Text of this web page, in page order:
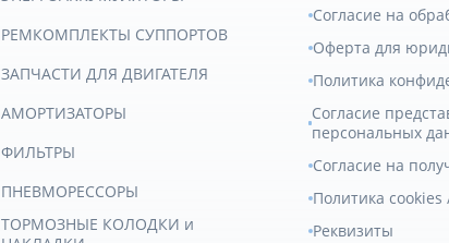
РЕМКОМПЛЕКТЫ СУППОРТОВ
ЗАПЧАСТИ ДЛЯ ДВИГАТЕЛЯ
АМОРТИЗАТОРЫ
ФИЛЬТРЫ
ПНЕВМОРЕССОРЫ
ТОРМОЗНЫЕ КОЛОДКИ и
Согласие на
Оферта для
Политика
Согласие
персональных
Согласие на
Политика
Реквизиты